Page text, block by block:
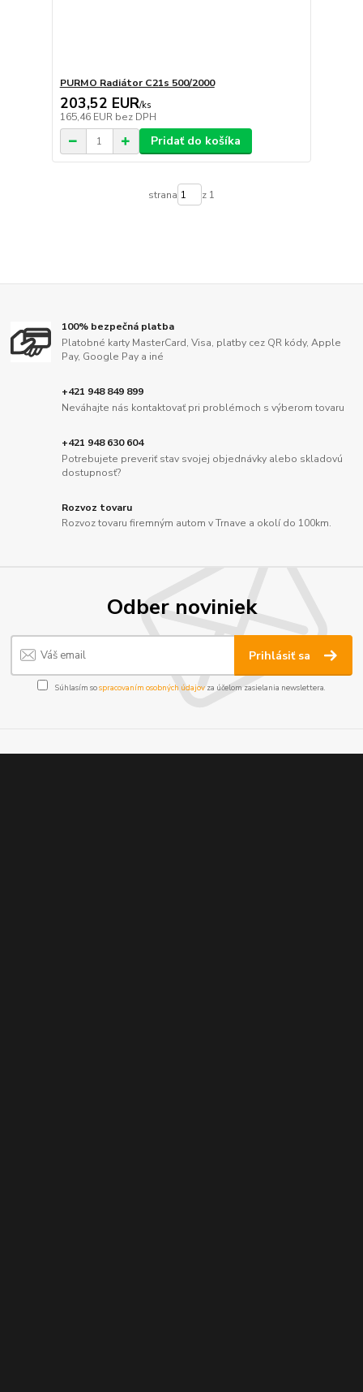
PURMO Radiátor C21s 500/2000
203,52 EUR/ks
165,46 EUR bez DPH
Pridať do košíka
strana z 1
100% bezpečná platba
Platobné karty MasterCard, Visa, platby cez QR kódy, Apple
Pay, Google Pay a iné
+421 948 849 899
Neváhajte nás kontaktovať pri problémoch s výberom tovaru
+421 948 630 604
Potrebujete preveriť stav svojej objednávky alebo skladovú
dostupnosť?
Rozvoz tovaru
Rozvoz tovaru firemným autom v Trnave a okolí do 100km.
Odber noviniek
Prihlásiť sa
Súhlasím sospracovaním osobných údajov za účelom zasielania newslettera.